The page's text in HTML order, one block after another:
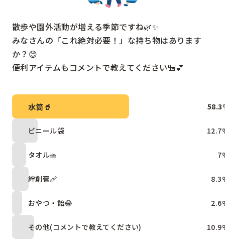
散歩や園外活動が増える季節ですね🌿✨
みなさんの「これ絶対必要！」な持ち物はあります
か？😊
便利アイテムもコメントで教えてください🎒💕
水筒🥤 58.3
ビニール袋 12.7
タオル🧺 7
絆創膏🩹 8.3
おやつ・飴😂 2.6
その他(コメントで教えてください) 10.9